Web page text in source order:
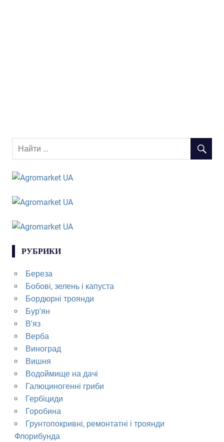
РУБРИКИ
Береза
Бобові, зелень і капуста
Бордюрні троянди
Бур'ян
В'яз
Верба
Виноград
Вишня
Водоймище на дачі
Галюциногенні гриби
Гербіциди
Горобина
Грунтопокривні, ремонтатні і троянди
Флорибунда